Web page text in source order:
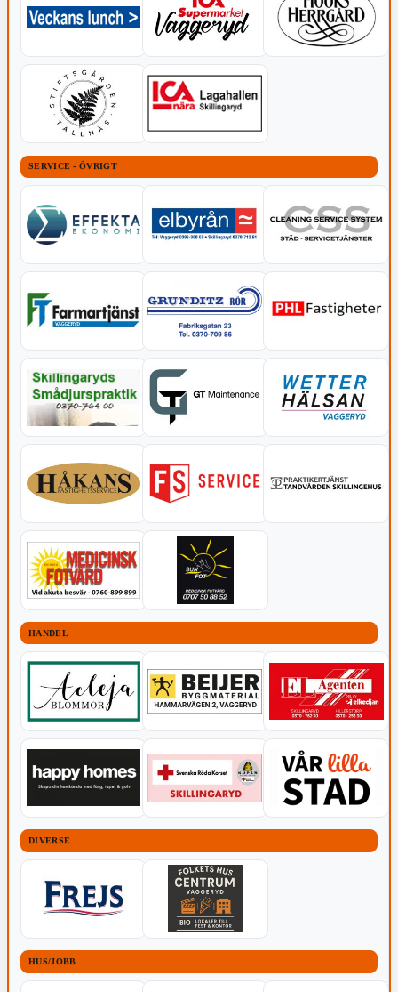
SERVICE - ÖVRIGT
HANDEL
DIVERSE
HUS/JOBB